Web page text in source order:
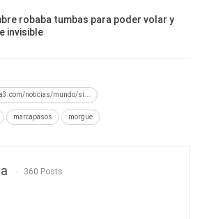
robaba tumbas para poder volar y
invisible
noticias/mundo/si...
marcapasos morgue
360 Posts